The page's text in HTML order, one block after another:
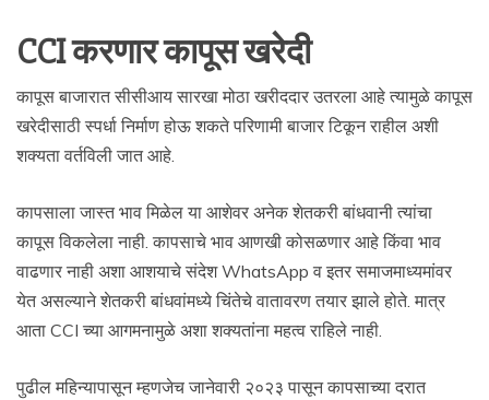
CCI करणार कापूस खरेदी
कापूस बाजारात सीसीआय सारखा मोठा खरीददार उतरला आहे त्यामुळे कापूस
खरेदीसाठी स्पर्धा निर्माण होऊ शकते परिणामी बाजार टिकून राहील अशी
शक्यता वर्तविली जात आहे.
कापसाला जास्त भाव मिळेल या आशेवर अनेक शेतकरी बांधवानी त्यांचा
कापूस विकलेला नाही. कापसाचे भाव आणखी कोसळणार आहे किंवा भाव
वाढणार नाही अशा आशयाचे संदेश WhatsApp व इतर समाजमाध्यमांवर
येत असल्याने शेतकरी बांधवांमध्ये चिंतेचे वातावरण तयार झाले होते. मात्र
आता CCI च्या आगमनामुळे अशा शक्यतांना महत्व राहिले नाही.
पुढील महिन्यापासून म्हणजेच जानेवारी २०२३ पासून कापसाच्या दरात